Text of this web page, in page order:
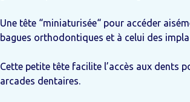
Une tête “miniaturisée“ pour accéder
bagues orthodontiques et à celui des
Cette petite tête facilite l’accès aux dents
arcades dentaires.